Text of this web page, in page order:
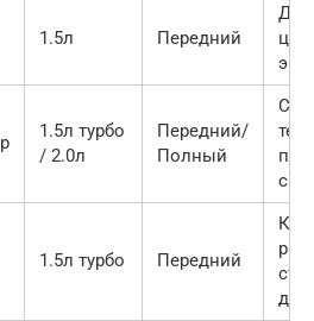
1.5л Передний
1.5л турбо
/ 2.0л
Передний/
Полный
1.5л турбо Передний